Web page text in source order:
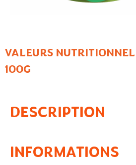
VALEURS
100G
DESCRIPTION
INFORMATIONS